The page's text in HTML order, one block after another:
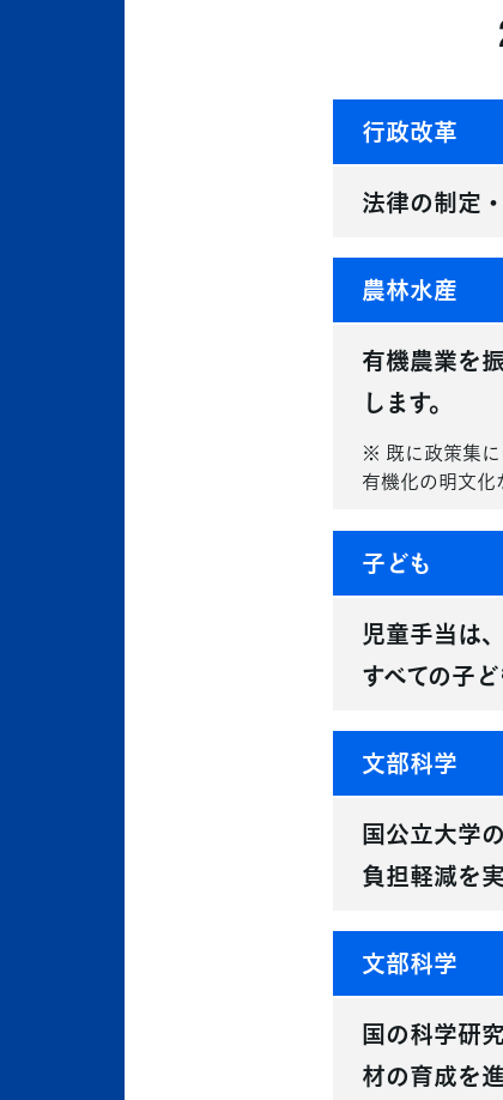
行政改革
法律の制定
農林水産
有機農業を
します。
※ 既に政策集に
有機化の明文化
子ども
児童手当は
すべての子
文部科学
国公立大学
負担軽減を
文部科学
国の科学研
材の育成を